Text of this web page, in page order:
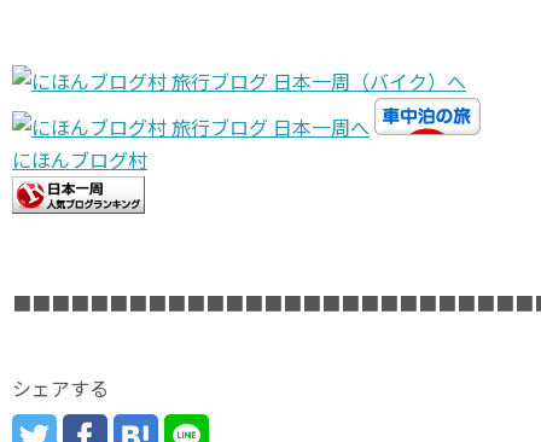
にほんブログ村
シェアする